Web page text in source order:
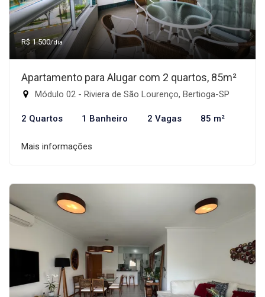
R$ 1.500/dia
Apartamento para Alugar com 2 quartos, 85m²
Módulo 02 - Riviera de São Lourenço, Bertioga-SP
2 Quartos 1 Banheiro 2 Vagas 85 m²
Mais informações